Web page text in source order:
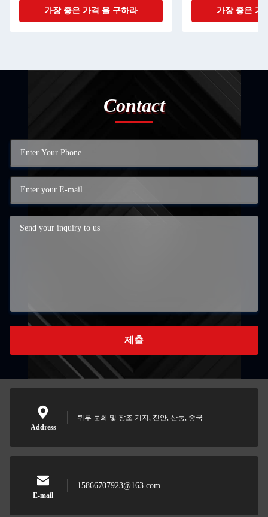
가장 좋은 가격 을 구하라 가장 좋은 가
Contact
제출
Address
퀴루 문화 및 창조 기지, 진안, 산둥, 중국
E-mail
15866707923@163.com